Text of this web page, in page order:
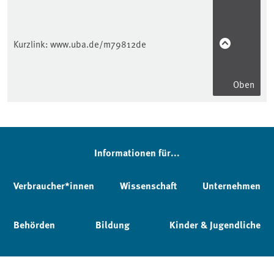
Kurzlink: www.uba.de/m79812de
Oben
Informationen für...
Verbraucher*innen Wissenschaft Unternehmen
Behörden Bildung Kinder & Jugendliche